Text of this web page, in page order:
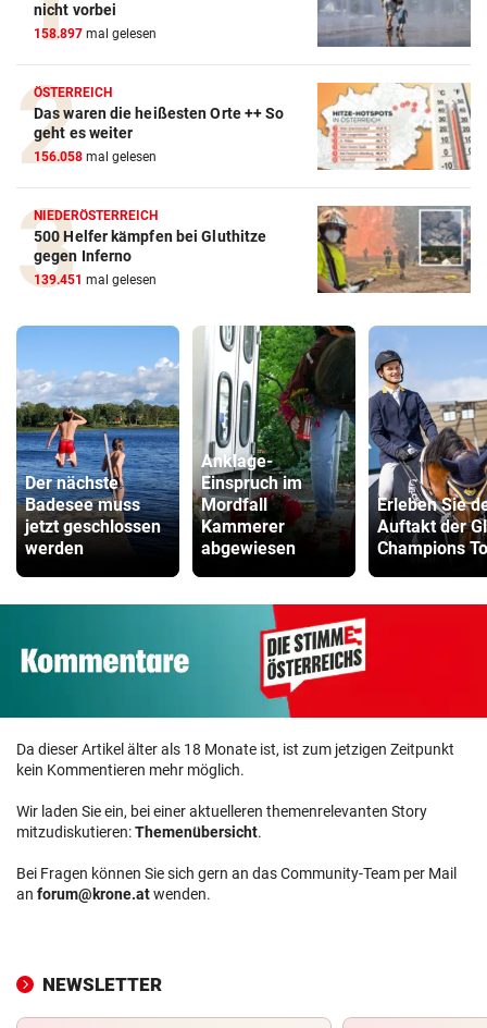
nicht vorbei
158.897 mal gelesen
ÖSTERREICH
Das waren die heißesten Orte ++ So
geht es weiter
156.058 mal gelesen
NIEDERÖSTERREICH
500 Helfer kämpfen bei Gluthitze
gegen Inferno
139.451 mal gelesen
Der nächste
Badesee muss
jetzt geschlossen
werden
Anklage-
Einspruch im
Mordfall
Kammerer
abgewiesen
Erleben Sie
Auftakt der
Champions
Da dieser Artikel älter als 18 Monate ist, ist zum jetzigen Zeitpunkt
kein Kommentieren mehr möglich.
Wir laden Sie ein, bei einer aktuelleren themenrelevanten Story
mitzudiskutieren:Themenübersicht.
Bei Fragen können Sie sich gern an das Community-Team per Mail
an forum@krone.atwenden.
NEWSLETTER